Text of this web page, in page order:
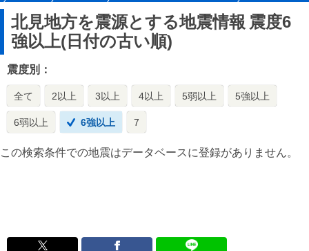
北見地方を震源とする地震情報 震度6
強以上(日付の古い順)
震度別：
全て 2以上 3以上 4以上 5弱以上 5強以上
6弱以上 6強以上 7
この検索条件での地震はデータベースに登録がありません。